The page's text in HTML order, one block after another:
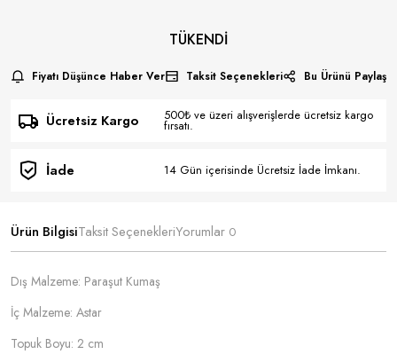
TÜKENDI
Fiyatı Düşünce Haber Ver Taksit Seçenekleri Bu Ürünü Paylaş
Ücretsiz Kargo 500₺ ve üzeri alışverişlerde ücretsiz kargo
fırsatı.
İade 14 Gün içerisinde Ücretsiz İade İmkanı.
Ürün BilgisiTaksit SeçenekleriYorumlar 0
Dış Malzeme: Paraşut Kumaş
İç Malzeme: Astar
Topuk Boyu: 2 cm